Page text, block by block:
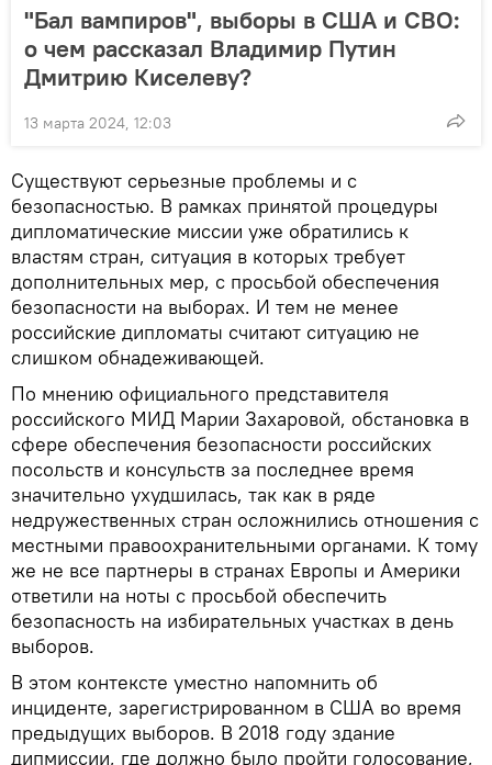
"Бал вампиров", выборы в США и СВО:
о чем рассказал Владимир Путин
Дмитрию Киселеву?
13 марта 2024, 12:03
Существуют серьезные проблемы и с
безопасностью. В рамках принятой процедуры
дипломатические миссии уже обратились к
властям стран, ситуация в которых требует
дополнительных мер, с просьбой обеспечения
безопасности на выборах. И тем не менее
российские дипломаты считают ситуацию не
слишком обнадеживающей.
По мнению официального представителя
российского МИД Марии Захаровой, обстановка в
сфере обеспечения безопасности российских
посольств и консульств за последнее время
значительно ухудшилась, так как в ряде
недружественных стран осложнились отношения с
местными правоохранительными органами. К тому
же не все партнеры в странах Европы и Америки
ответили на ноты с просьбой обеспечить
безопасность на избирательных участках в день
выборов.
В этом контексте уместно напомнить об
инциденте, зарегистрированном в США во время
предыдущих выборов. В 2018 году здание
дипмиссии, где должно было пройти голосование,